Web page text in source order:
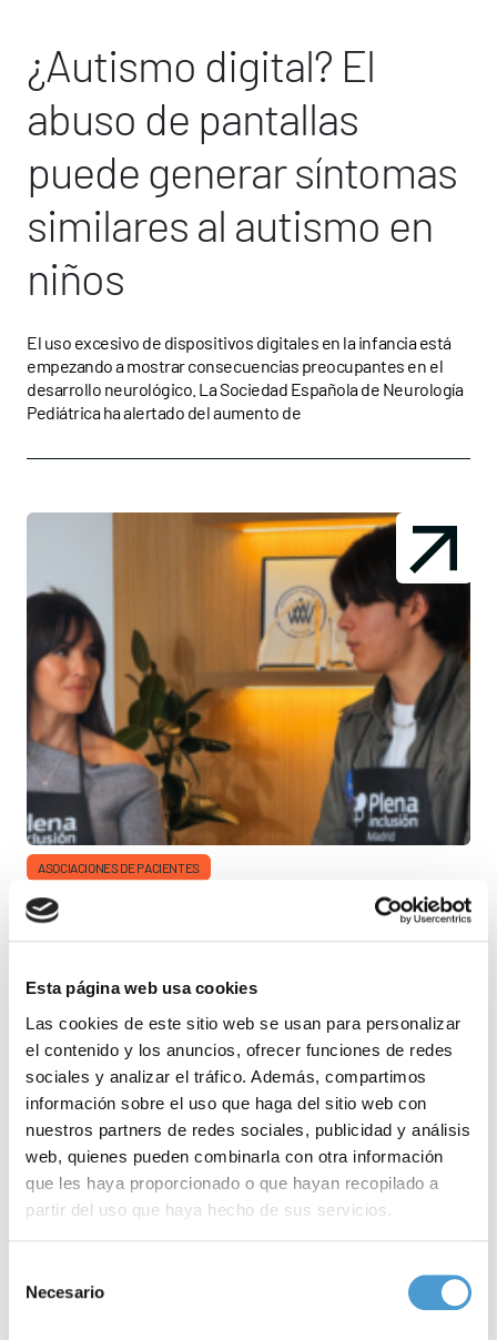
Esta página web usa cookies
Las cookies de este sitio web se usan para personalizar
el contenido y los anuncios, ofrecer funciones de redes
sociales y analizar el tráfico. Además, compartimos
información sobre el uso que haga del sitio web con
nuestros partners de redes sociales, publicidad y análisis
web, quienes pueden combinarla con otra información
que les haya proporcionado o que hayan recopilado a
partir del uso que haya hecho de sus servicios.
de cookies
Necesario
¿Autismo digital? El
abuso de pantallas
puede generar síntomas
similares al autismo en
niños
El uso excesivo de dispositivos digitales en la infancia está
empezando a mostrar consecuencias preocupantes en el
desarrollo neurológico. La Sociedad Española de Neurología
Pediátrica ha alertado del aumento de
ASOCIACIONES DE PACIENTES
2 DE ABRIL 2026
¿Qué necesidades
cotidianas de las
personas con autismo
pasan desapercibidas?
Plena Inclusión Madrid ha puesto en marcha la campaña Lo